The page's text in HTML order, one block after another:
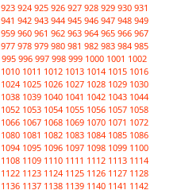
923 924 925 926 927 928 929 930 931
941 942 943 944 945 946 947 948 949
959 960 961 962 963 964 965 966 967
977 978 979 980 981 982 983 984 985
995 996 997 998 999 1000 1001 1002
1010 1011 1012 1013 1014 1015 1016
1024 1025 1026 1027 1028 1029 1030
1038 1039 1040 1041 1042 1043 1044
1052 1053 1054 1055 1056 1057 1058
1066 1067 1068 1069 1070 1071 1072
1080 1081 1082 1083 1084 1085 1086
1094 1095 1096 1097 1098 1099 1100
1108 1109 1110 1111 1112 1113 1114
1122 1123 1124 1125 1126 1127 1128
1136 1137 1138 1139 1140 1141 1142